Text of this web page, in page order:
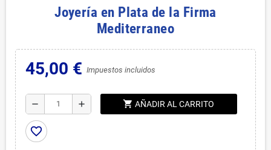
Joyería en Plata de la Firma
Mediterraneo
45,00 € Impuestos incluidos
remove add shopping_cart AÑADIR AL CARRITO
favorite_border